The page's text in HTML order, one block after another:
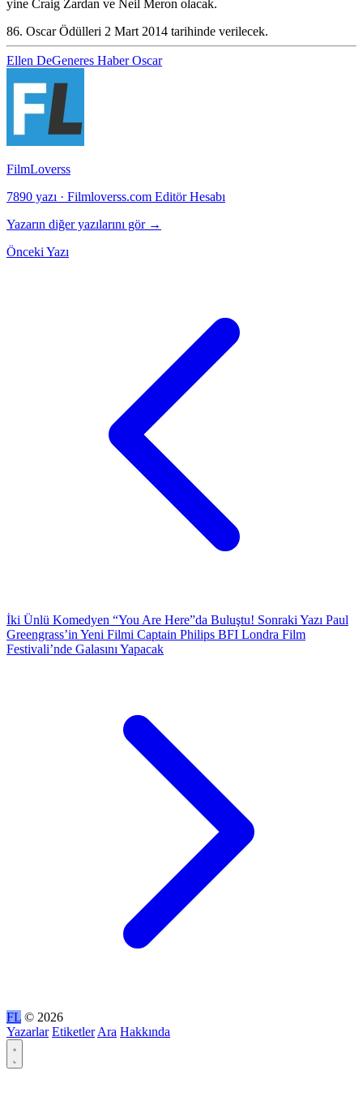
yine Craig Zardan ve Neil Meron olacak.
86. Oscar Ödülleri 2 Mart 2014 tarihinde verilecek.
Ellen DeGeneres HaberOscar
FilmLoverss
7890 yazı · Filmloverss.com Editör Hesabı
Yazarın diğer yazılarını gör →
Önceki Yazı
İki Ünlü Komedyen “You Are Here”da Buluştu! Sonraki Yazı Paul
Greengrass’in Yeni Filmi Captain Philips BFI Londra Film
Festivali’nde Galasını Yapacak
FL © 2026
Yazarlar Etiketler Ara Hakkında